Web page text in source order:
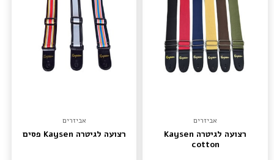
אביזרים
רצועה לגיטרה Kaysen
cotton
אביזרים
רצועה לגיטרה Kaysen פסים